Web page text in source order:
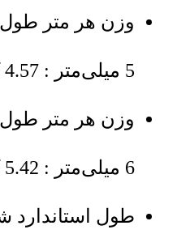
5 میلی‌متر : 4.57 کیلوگرم
6 میلی‌متر : 5.42 کیلوگرم
طول استاندارد